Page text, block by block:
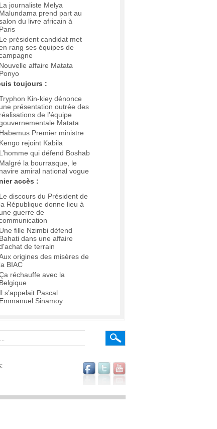
La journaliste Melya
Malundama prend part au
du livre africain à
Paris
Le président candidat met
rang ses équipes de
Nouvelle affaire Matata
Ponyo
toujours :
Kin-kiey dénonce
une présentation outrée des
réalisations de l’équipe
Matata
Habemus Premier ministre
Kengo rejoint Kabila
L’homme qui défend Boshab
Malgré la bourrasque, le
navire amiral national vogue
accès :
Le discours du Président de
la République donne lieu à
une guerre de
Une fille Nzimbi défend
Bahati dans une affaire
de terrain
origines des misères de
la BIAC
réchauffe avec la
Belgique
Il s’appelait Pascal
Emmanuel Sinamoy